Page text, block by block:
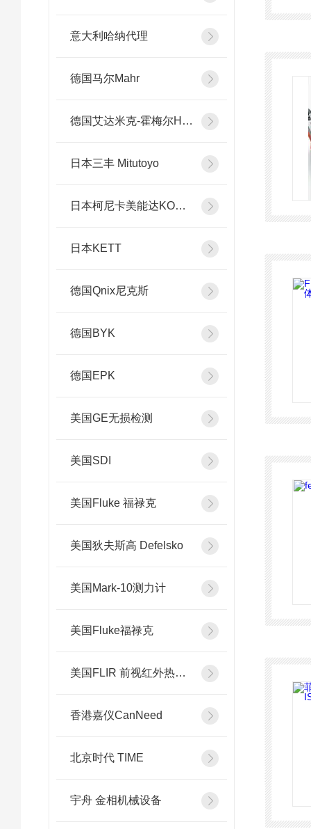
意大利哈纳代理
德国马尔Mahr
德国艾达米克-霍梅尔Hommel
日本三丰 Mitutoyo
日本柯尼卡美能达KONICA MINOLTA
日本KETT
德国Qnix尼克斯
德国BYK
德国EPK
美国GE无损检测
美国SDI
美国Fluke 福禄克
美国狄夫斯高 Defelsko
美国Mark-10测力计
美国Fluke福禄克
美国FLIR 前视红外热像系统
香港嘉仪CanNeed
北京时代 TIME
宇舟 金相机械设备